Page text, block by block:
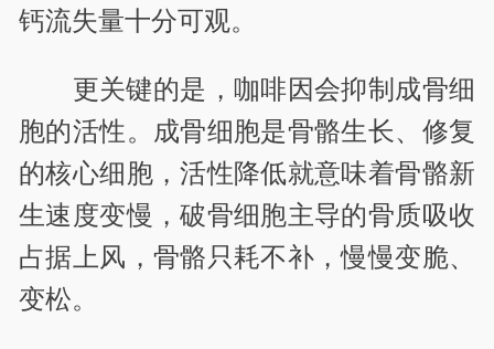
钙流失量十分可观。
更关键的是，咖啡因会抑制成骨细
胞的活性。成骨细胞是骨骼生长、修复
的核心细胞，活性降低就意味着骨骼新
生速度变慢，破骨细胞主导的骨质吸收
占据上风，骨骼只耗不补，慢慢变脆、
变松。